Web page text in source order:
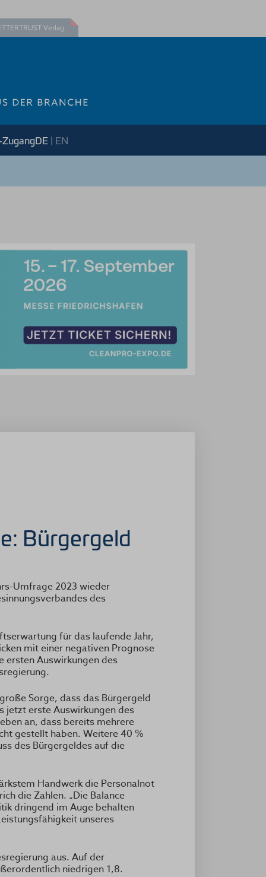
Verlag
DE | EN
Bürgergeld
Umfrage 2023 wieder
des
für das laufende Jahr,
mit einer negativen Prognose
ersten Auswirkungen des
Sorge, dass das Bürgergeld
jetzt erste Auswirkungen des
an, dass bereits mehrere
gestellt haben. Weitere 40 %
des Bürgergeldes auf die
Handwerk die Personalnot
die Zahlen. „Die Balance
dringend im Auge behalten
unseres
aus. Auf der
niedrigen 1,8.